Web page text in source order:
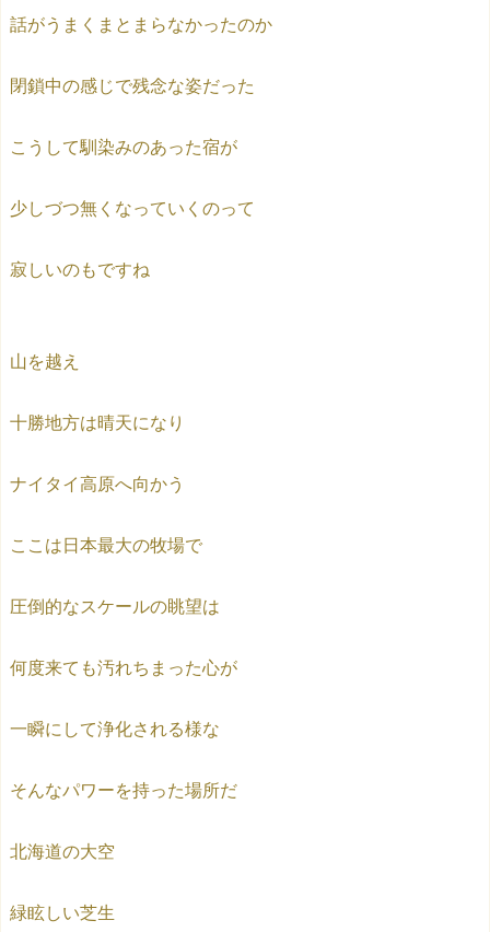
話がうまくまとまらなかったのか
閉鎖中の感じで残念な姿だった
こうして馴染みのあった宿が
少しづつ無くなっていくのって
寂しいのもですね
山を越え
十勝地方は晴天になり
ナイタイ高原へ向かう
ここは日本最大の牧場で
圧倒的なスケールの眺望は
何度来ても汚れちまった心が
一瞬にして浄化される様な
そんなパワーを持った場所だ
北海道の大空
緑眩しい芝生